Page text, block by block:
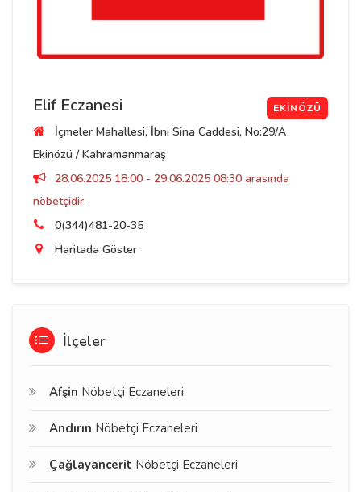
Elif Eczanesi EKINÖZÜ
İçmeler Mahallesi, İbni Sina Caddesi, No:29/A
Ekinözü / Kahramanmaraş
28.06.2025 18:00 - 29.06.2025 08:30 arasında
nöbetçidir.
0(344)481-20-35
Haritada Göster
İlçeler
Afşin Nöbetçi Eczaneleri
Andırın Nöbetçi Eczaneleri
Çağlayancerit Nöbetçi Eczaneleri